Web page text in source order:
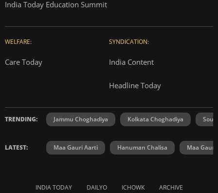
India Today Education Summit
WELFARE:
Care Today
SYNDICATION:
India Content
Headline Today
TRENDING: Jammu Choghadiya Kolkata Choghadiya
LATEST: Maa Gauri Aarti Hanuman Chalisa Maa Gauri
INDIA TODAY DAILYO ICHOWK ARCHIVE